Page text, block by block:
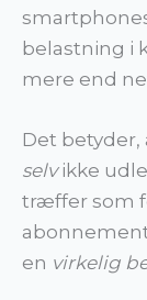
belastning i
mere end
Det
selvikke
træffer som
en virkelig